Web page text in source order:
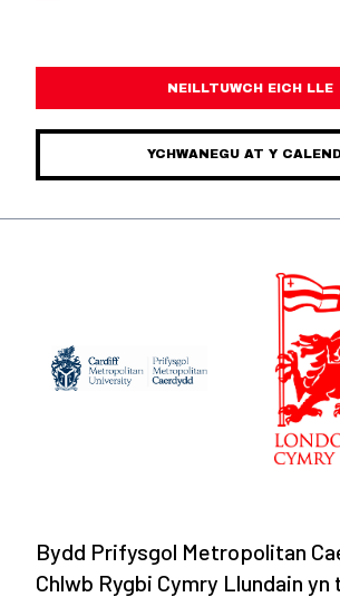
NEILLTUWCH EICH LLE
YCHWANEGU AT Y
Bydd Prifysgol Metropolitan
Chlwb Rygbi Cymry Llundain